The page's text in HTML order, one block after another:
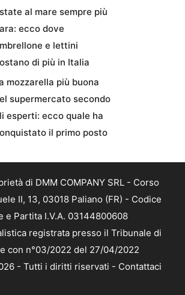
al mare sempre più
ecco dove
e lettini
di più in Italia
mozzarella più buona
supermercato secondo
esperti: ecco quale ha
il primo posto
di DMM COMPANY SRL - Corso
II, 13, 03018 Paliano (FR) - Codice
e Partita I.V.A. 03144800608
registrata presso il Tribunale di
con n°03/2022 del 27/04/2022
- Tutti i diritti riservati - Contattaci